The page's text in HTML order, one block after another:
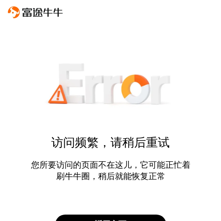
访问频繁，请稍后重试
您所要访问的页面不在这儿，它可能正忙着
刷牛牛圈，稍后就能恢复正常